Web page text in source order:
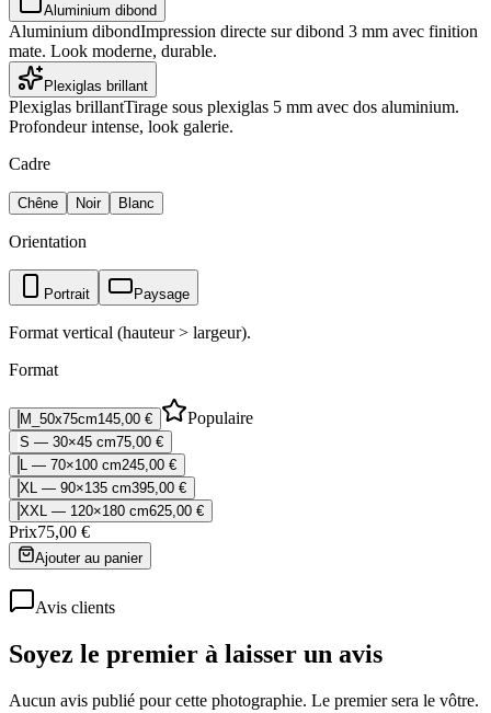
Aluminium dibond
Aluminium dibondImpression directe sur dibond 3 mm avec finition
mate. Look moderne, durable.
Plexiglas brillant
Plexiglas brillantTirage sous plexiglas 5 mm avec dos aluminium.
Profondeur intense, look galerie.
Cadre
Chêne Noir Blanc
Orientation
Portrait Paysage
Format vertical (hauteur > largeur).
Format
M_50x75cm145,00 € Populaire
S — 30×45 cm75,00 €
L — 70×100 cm245,00 €
XL — 90×135 cm395,00 €
XXL — 120×180 cm625,00 €
Prix75,00 €
Ajouter au panier
Avis clients
Soyez le premier à laisser un avis
Aucun avis publié pour cette photographie. Le premier sera le vôtre.